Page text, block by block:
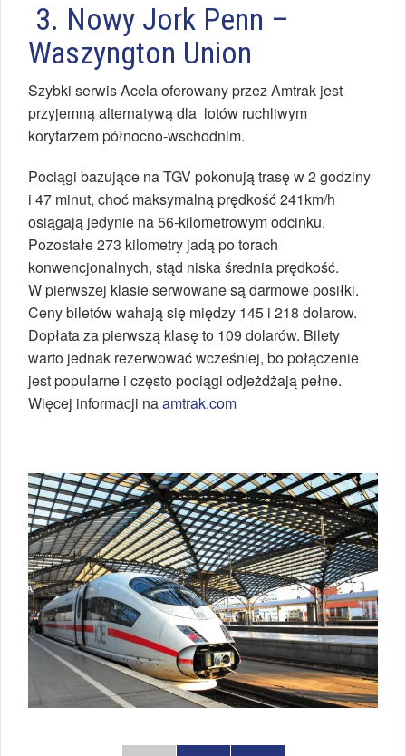
3. Nowy Jork Penn –
Waszyngton Union
Szybki serwis Acela oferowany przez Amtrak jest
przyjemną alternatywą dla lotów ruchliwym
korytarzem północno-wschodnim.
Pociągi bazujące na TGV pokonują trasę w 2 godziny
i 47 minut, choć maksymalną prędkość 241km/h
osiągają jedynie na 56-kilometrowym odcinku.
Pozostałe 273 kilometry jadą po torach
konwencjonalnych, stąd niska średnia prędkość.
W pierwszej klasie serwowane są darmowe posiłki.
Ceny biletów wahają się między 145 i 218 dolarow.
Dopłata za pierwszą klasę to 109 dolarów. Bilety
warto jednak rezerwować wcześniej, bo połączenie
jest popularne i często pociągi odjeżdżają pełne.
Więcej informacji naamtrak.com